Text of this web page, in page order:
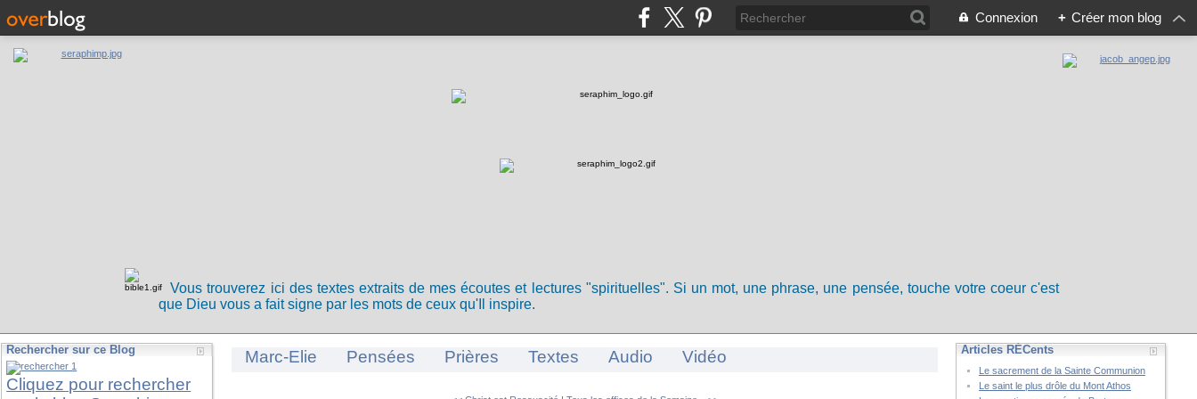
Connexion + Créer mon blog
Vous trouverez ici des textes extraits de mes écoutes et lectures "spirituelles". Si un mot, une phrase, une pensée, touche votre coeur c'est
que Dieu vous a fait signe par les mots de ceux qu'Il inspire.
Rechercher sur ce Blog
Cliquez pour rechercher
Marc-Elie Pensées Prières Textes Audio Vidéo Articles RÉCents
Le sacrement de la Sainte Communion
Le saint le plus drôle du Mont Athos